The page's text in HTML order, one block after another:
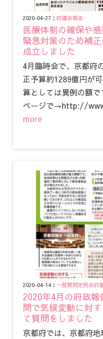
2020-04-27：府議会報告
医療体制の確保や
緊急対策のため補
成立しました
4月臨時会で、京都府
正予算約1289億円が
算としては異例の額
ページで→http://
more
2020-04-14： 一般質問定例会府
2020年4月の府政
問で気候変動に対
て質問をしました
京都府では、京都府